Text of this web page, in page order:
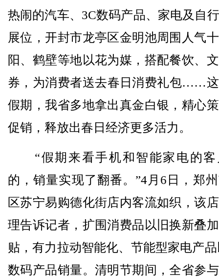
热闹的汽车、3C数码产品、家电及自
展位，开封市龙亭区金明池周围人气
阳、鹤壁等地以花为媒，搭配餐饮、
券，为消费者送去春日消费礼包……
假期，我省多地拿出真金白银，精心
促销，释放出春日经济更多活力。
“假期来看手机和智能家电的客
的，销量实现了翻番。”4月6日，郑
区苏宁易购德化街店内客流如织，该
理告诉记者，扩围消费品以旧换新叠
贴，有力拉动智能化、节能型家电产
数码产品销量。清明节期间，全省参